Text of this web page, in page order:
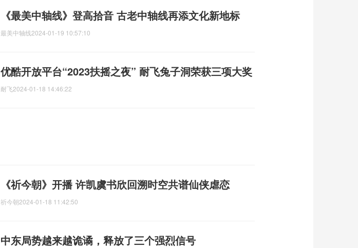
《最美中轴线》登高拾音 古老中轴线再添文化新地标
最美中轴线2024-01-19 10:57:10
优酷开放平台“2023扶摇之夜” 耐飞兔子洞荣获三项大奖
耐飞2024-01-18 14:46:22
《祈今朝》开播 许凯虞书欣回溯时空共谱仙侠虐恋
祈今朝2024-01-18 11:42:50
中东局势越来越诡谲，释放了三个强烈信号